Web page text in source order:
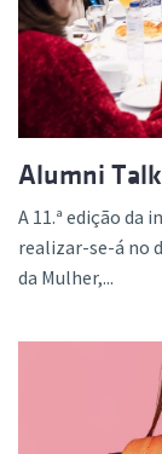
Alumni
A 11.ª edição da
realizar-se-á no
da Mulher,...